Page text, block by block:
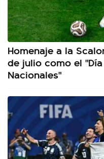
Homenaje a la
de julio como el
Nacionales"